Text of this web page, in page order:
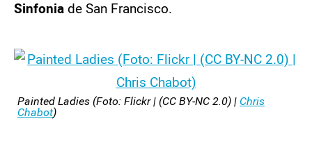
Sinfonia de San Francisco.
Painted Ladies (Foto: Flickr | (CC BY-NC 2.0) | Chris
Chabot)